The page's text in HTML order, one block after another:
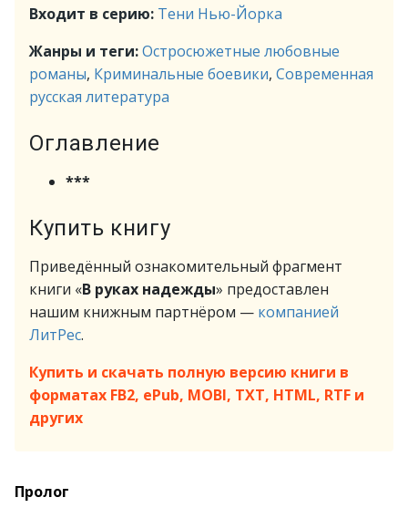
Входит в серию: Тени Нью-Йорка
Жанры и теги:Остросюжетные любовные
романы, Криминальные боевики, Современная
русская литература
Оглавление
***
Купить книгу
Приведённый ознакомительный фрагмент
книги «В руках надежды» предоставлен
нашим книжным партнёром — компанией
ЛитРес.
Купить и скачать полную версию книги в
форматах FB2, ePub, MOBI, TXT, HTML, RTF и
других
Пролог